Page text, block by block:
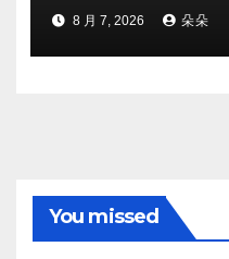
8 月 7, 2026 朵朵
You missed